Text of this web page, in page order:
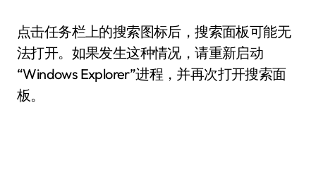
点击任务栏上的搜索图标后，搜索面板可能无
法打开。如果发生这种情况，请重新启动
“Windows Explorer”进程，并再次打开搜索面
板。